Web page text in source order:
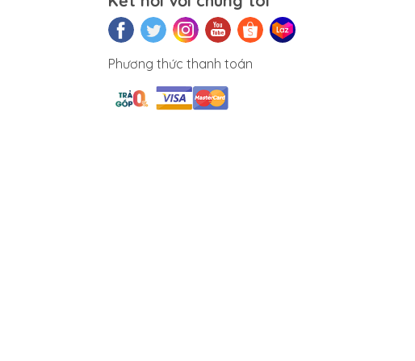
Phương thức thanh toán